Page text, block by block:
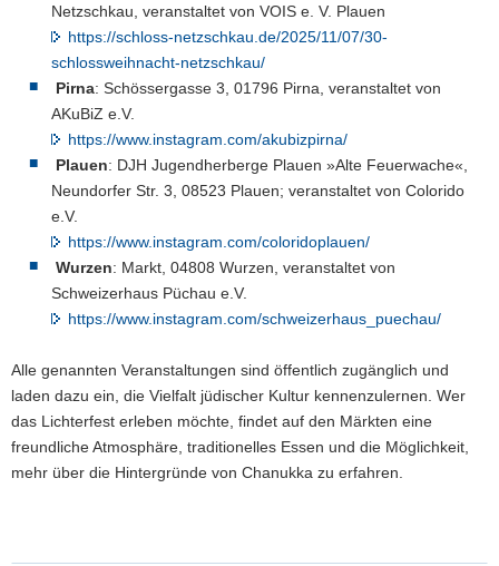
Netzschkau, veranstaltet von VOIS e. V. Plauen
https://schloss-netzschkau.de/2025/11/07/30-
schlossweihnacht-netzschkau/
Pirna: Schössergasse 3, 01796 Pirna, veranstaltet von
AKuBiZ e.V.
https://www.instagram.com/akubizpirna/
Plauen: DJH Jugendherberge Plauen »Alte Feuerwache«,
Neundorfer Str. 3, 08523 Plauen; veranstaltet von Colorido
e.V.
https://www.instagram.com/coloridoplauen/
Wurzen: Markt, 04808 Wurzen, veranstaltet von
Schweizerhaus Püchau e.V.
https://www.instagram.com/schweizerhaus_puechau/
Alle genannten Veranstaltungen sind öffentlich zugänglich und
laden dazu ein, die Vielfalt jüdischer Kultur kennenzulernen. Wer
das Lichterfest erleben möchte, findet auf den Märkten eine
freundliche Atmosphäre, traditionelles Essen und die Möglichkeit,
mehr über die Hintergründe von Chanukka zu erfahren.